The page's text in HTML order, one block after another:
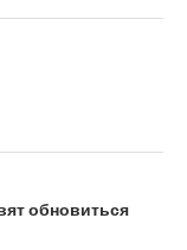
обновиться